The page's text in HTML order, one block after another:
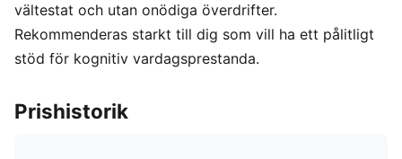
vältestat och utan onödiga överdrifter.
Rekommenderas starkt till dig som vill ha ett pålitligt
stöd för kognitiv vardagsprestanda.
Prishistorik